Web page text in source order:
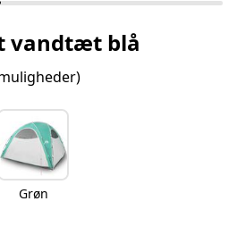
vandtæt blå
Grøn